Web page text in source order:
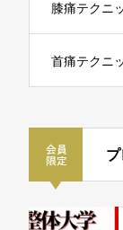
膝痛テクニ
首痛テクニ